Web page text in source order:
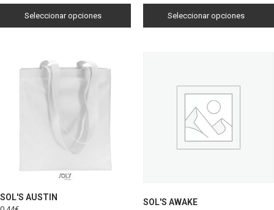
Seleccionar opciones Seleccionar opciones
SOL'S AUSTIN SOL'S AWAKE